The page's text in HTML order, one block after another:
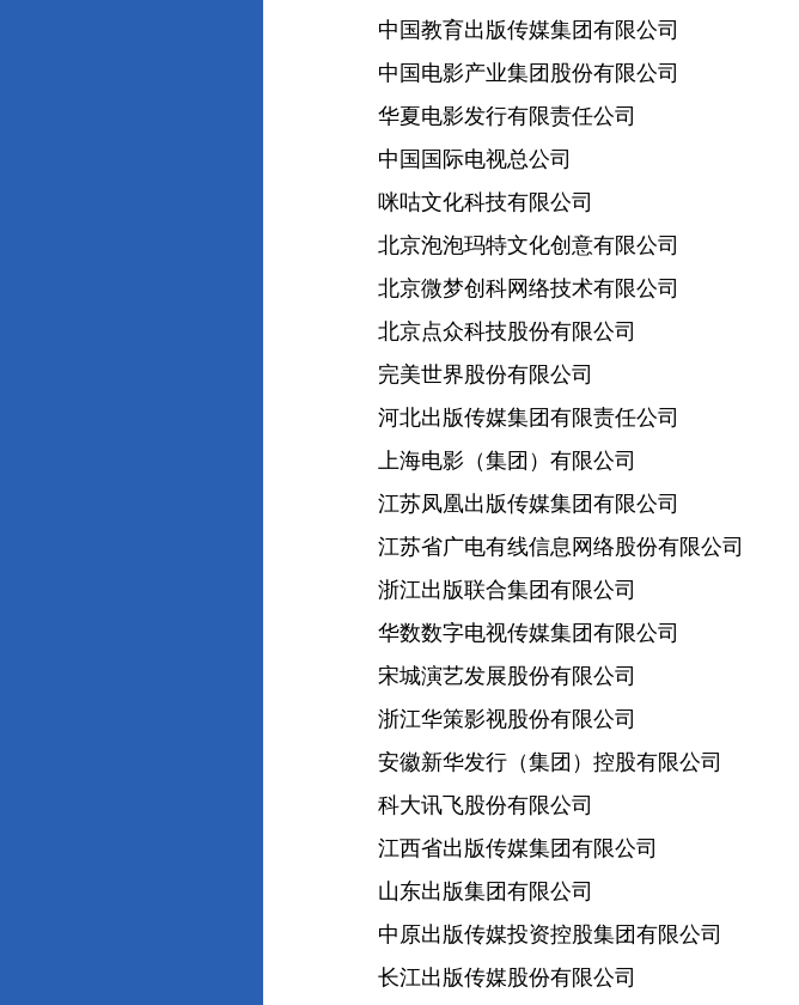
中国教育出版传媒集团有限公司
中国电影产业集团股份有限公司
华夏电影发行有限责任公司
中国国际电视总公司
咪咕文化科技有限公司
北京泡泡玛特文化创意有限公司
北京微梦创科网络技术有限公司
北京点众科技股份有限公司
完美世界股份有限公司
河北出版传媒集团有限责任公司
上海电影（集团）有限公司
江苏凤凰出版传媒集团有限公司
江苏省广电有线信息网络股份有限公司
浙江出版联合集团有限公司
华数数字电视传媒集团有限公司
宋城演艺发展股份有限公司
浙江华策影视股份有限公司
安徽新华发行（集团）控股有限公司
科大讯飞股份有限公司
江西省出版传媒集团有限公司
山东出版集团有限公司
中原出版传媒投资控股集团有限公司
长江出版传媒股份有限公司